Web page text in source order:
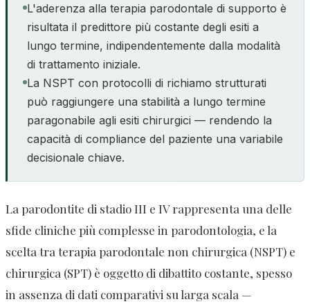
L'aderenza alla terapia parodontale di supporto è
risultata il predittore più costante degli esiti a
lungo termine, indipendentemente dalla modalità
di trattamento iniziale.
La NSPT con protocolli di richiamo strutturati
può raggiungere una stabilità a lungo termine
paragonabile agli esiti chirurgici — rendendo la
capacità di compliance del paziente una variabile
decisionale chiave.
La parodontite di stadio III e IV rappresenta una delle
sfide cliniche più complesse in parodontologia, e la
scelta tra terapia parodontale non chirurgica (NSPT) e
chirurgica (SPT) è oggetto di dibattito costante, spesso
in assenza di dati comparativi su larga scala —